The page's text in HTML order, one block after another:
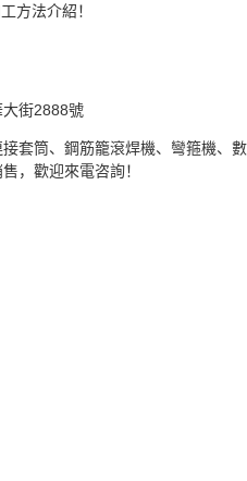
方法介紹！
街2888號
套筒、鋼筋籠滾焊機、彎箍機、數
，歡迎來電咨詢！